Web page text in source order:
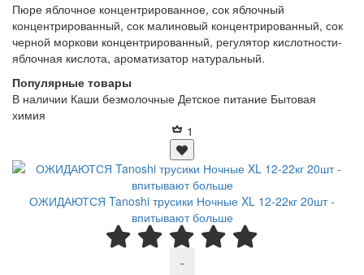
Пюре яблочное концентрированное, сок яблочный
концентрированный, сок малиновый концентрированный, сок
черной моркови концентрированный, регулятор кислотности-
яблочная кислота, ароматизатор натуральный.
Популярные товары
В наличии Каши безмолочные Детское питание Бытовая
химия
1
ОЖИДАЮТСЯ Tanoshi трусики Ночные XL 12-22кг 20шт -
впитывают больше
-